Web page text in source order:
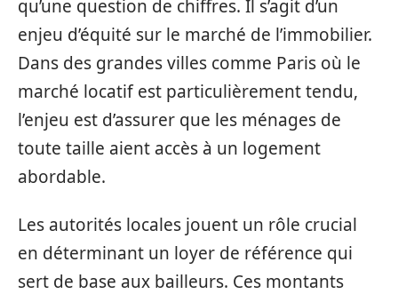
qu’une question de chiffres. Il s’agit d’un
enjeu d’équité sur le marché de l’immobilier.
Dans des grandes villes comme Paris où le
marché locatif est particulièrement tendu,
l’enjeu est d’assurer que les ménages de
toute taille aient accès à un logement
abordable.
Les autorités locales jouent un rôle crucial
en déterminant un loyer de référence qui
sert de base aux bailleurs. Ces montants